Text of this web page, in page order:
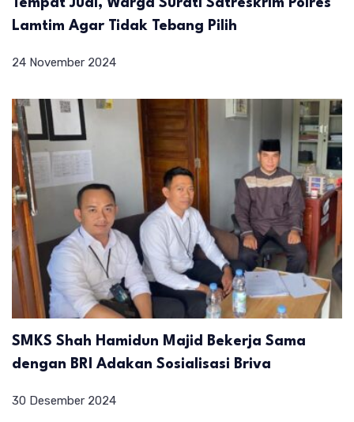
Lamtim Agar Tidak Tebang Pilih
24 November 2024
SMKS Shah Hamidun Majid Bekerja Sama
dengan BRI Adakan Sosialisasi Briva
30 Desember 2024